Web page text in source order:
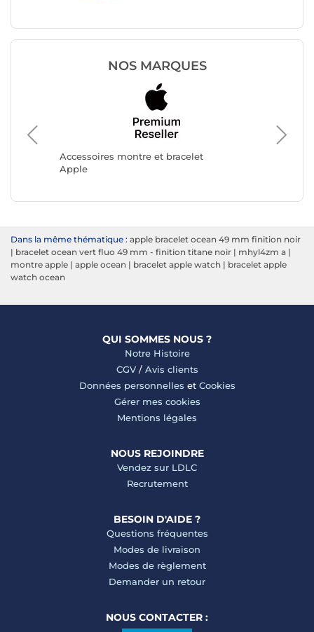
NOS MARQUES
Accessoires montre et bracelet
Apple
CASYX
Dans la même thématique : apple bracelet ocean 49 mm finition noir
| bracelet ocean vert fluo 49 mm - finition titane noir | mhyl4zm a |
montre apple | apple ocean | bracelet apple watch | bracelet apple
watch ocean
QUI SOMMES NOUS ?
Notre Histoire
CGV/ Avis clients
Données personnelles et Cookies
Gérer mes cookies
Mentions légales
NOUS REJOINDRE
Vendez sur LDLC
Recrutement
BESOIN D'AIDE ?
Questions fréquentes
Modes de livraison
Modes de règlement
Demander un retour
NOUS CONTACTER :